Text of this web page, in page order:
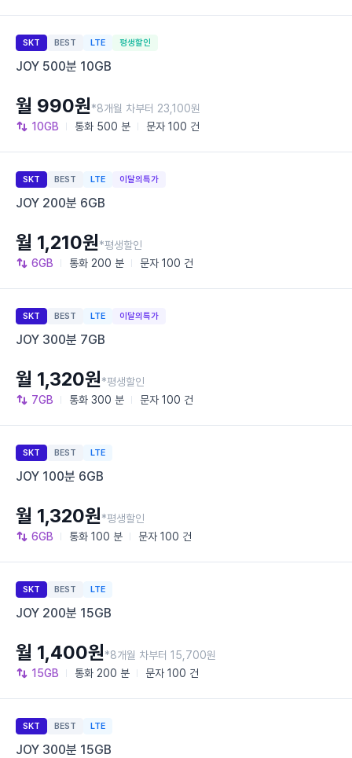
SKT BEST LTE 평생할인
JOY 500분 10GB
10GB 통화 500 분 문자 100 건
월 990원*8개월 차부터 23,100원
SKT BEST LTE 이달의특가
JOY 200분 6GB
6GB 통화 200 분 문자 100 건
월 1,210원*평생할인
SKT BEST LTE 이달의특가
JOY 300분 7GB
7GB 통화 300 분 문자 100 건
월 1,320원*평생할인
SKT BEST LTE
JOY 100분 6GB
6GB 통화 100 분 문자 100 건
월 1,320원*평생할인
SKT BEST LTE
JOY 200분 15GB
15GB 통화 200 분 문자 100 건
월 1,400원*8개월 차부터 15,700원
SKT BEST LTE
JOY 300분 15GB